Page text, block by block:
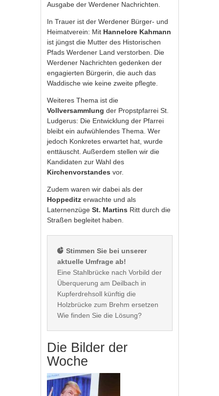
Ausgabe der Werdener Nachrichten.
In Trauer ist der Werdener Bürger- und
Heimatverein: Mit Hannelore Kahmann
ist jüngst die Mutter des Historischen
Pfads Werdener Land verstorben. Die
Werdener Nachrichten gedenken der
engagierten Bürgerin, die auch das
Waddische wie keine zweite pflegte.
Weiteres Thema ist die
Vollversammlung der Propstpfarrei St.
Ludgerus: Die Entwicklung der Pfarrei
bleibt ein aufwühlendes Thema. Wer
jedoch Konkretes erwartet hat, wurde
enttäuscht. Außerdem stellen wir die
Kandidaten zur Wahl des
Kirchenvorstandes vor.
Zudem waren wir dabei als der
Hoppeditz erwachte und als
LaternenzügeSt. Martins Ritt durch die
Straßen begleitet haben.
Stimmen Sie bei unserer
aktuelle Umfrage ab!
Eine Stahlbrücke nach Vorbild der
Überquerung am Deilbach in
Kupferdrehsoll künftig die
Holzbrücke zum Brehm ersetzen
Die Bilder der
Woche